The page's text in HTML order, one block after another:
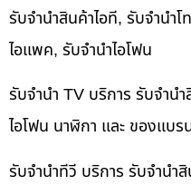
รับจำนำสินค้าไอที, รับจำนำ
ไอแพค, รับจำนำไอโฟน
รับจำนำ TV บริการ รับจำน
ไอโฟน นาฬิกา และ ของแบ
รับจำนำทีวี บริการ รับจำนำ